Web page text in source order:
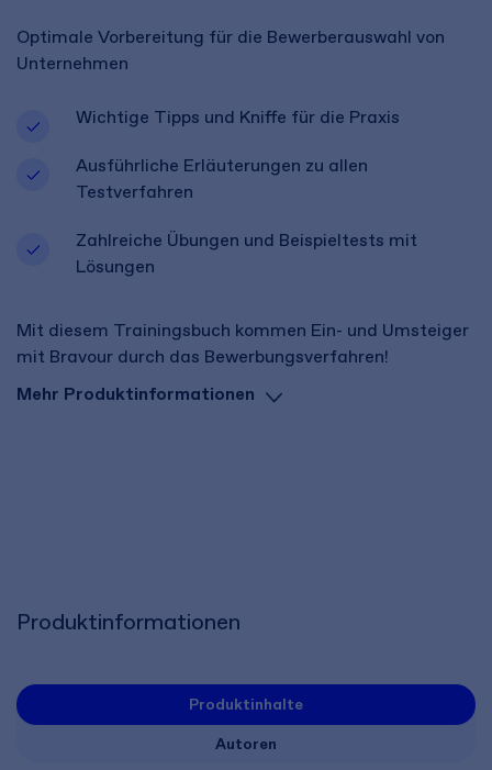
Optimale Vorbereitung für die Bewerberauswahl von
Unternehmen
Wichtige Tipps und Kniffe für die Praxis
Ausführliche Erläuterungen zu allen
Testverfahren
Zahlreiche Übungen und Beispieltests mit
Lösungen
Mit diesem Trainingsbuch kommen Ein- und Umsteiger
mit Bravour durch das Bewerbungsverfahren!
Mehr Produktinformationen
Produktinformationen
Produktinhalte
Autoren